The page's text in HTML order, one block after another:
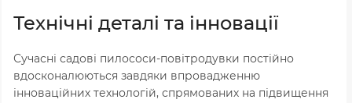
Технічні деталі та інновації
Сучасні садові пилососи-повітродувки постійно
вдосконалюються завдяки впровадженню
інноваційних технологій, спрямованих на підвищення